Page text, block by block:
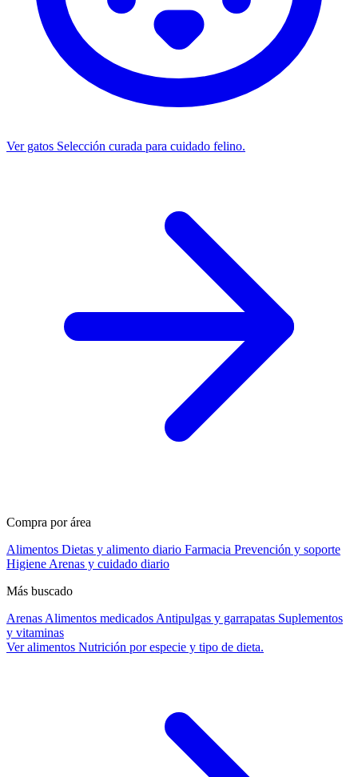
Ver gatos Selección curada para cuidado felino.
Compra por área
Alimentos Dietas y alimento diario Farmacia Prevención y soporte
Higiene Arenas y cuidado diario
Más buscado
Arenas Alimentos medicados Antipulgas y garrapatas Suplementos
y vitaminas
Ver alimentos Nutrición por especie y tipo de dieta.